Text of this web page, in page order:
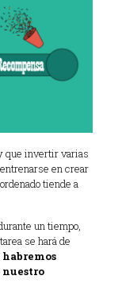
que invertir varias
en crear
tiende a
un tiempo,
se hará de
habremos